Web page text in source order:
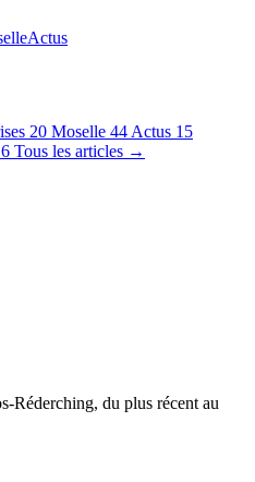
Actus
20 Moselle 44 Actus 15
6 Tous les articles →
Réderching, du plus récent au